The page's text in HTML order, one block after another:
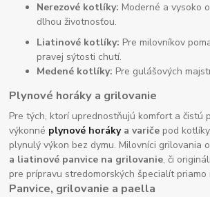
Nerezové kotlíky: Moderné a vysoko
dlhou životnosťou.
Liatinové kotlíky: Pre milovníkov
pravej sýtosti chutí.
Medené kotlíky: Pre gulášových
Plynové horáky a grilovanie
Pre tých, ktorí uprednostňujú komfort a čistú
výkonné plynové horákya variče pod
plynulý výkon bez dymu. Milovníci grilovania
a liatinové panvice na grilovanie, či
pre prípravu stredomorských špecialít priamo
Panvice, grilovanie a paella